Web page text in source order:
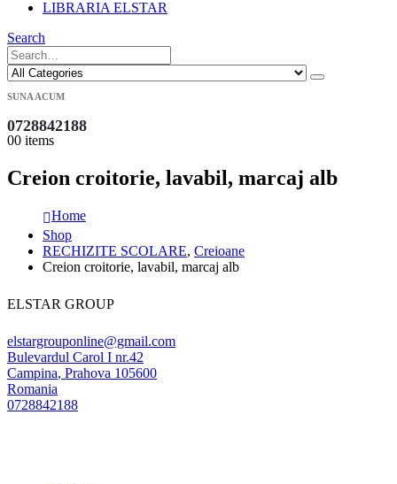
LIBRARIA ELSTAR
Search
SUNA ACUM
0728842188
00 items
Creion croitorie, lavabil, marcaj alb
Home
Shop
RECHIZITE SCOLARE, Creioane
Creion croitorie, lavabil, marcaj alb
ELSTAR GROUP
elstargrouponline@gmail.com
Bulevardul Carol I nr.42
Campina, Prahova 105600
Romania
0728842188